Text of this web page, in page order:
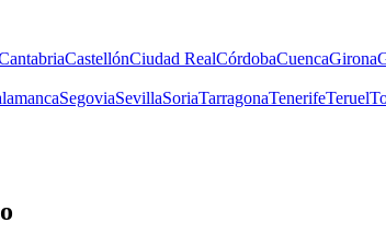
CastellónCiudad RealCórdobaCuencaGirona
SegoviaSevillaSoriaTarragonaTenerifeTeruel